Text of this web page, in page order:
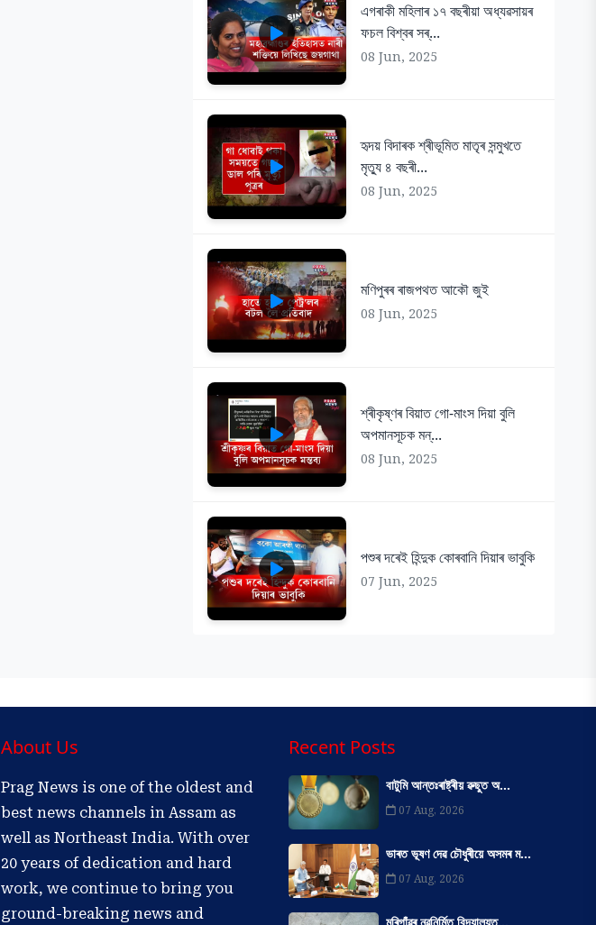
এগৰাকী মহিলাৰ ১৭ বছৰীয়া অধ্যৱসায়ৰ
ফচল বিশ্বৰ সৰ্...
08 Jun, 2025
হৃদয় বিদাৰক শ্ৰীভূমিত মাতৃৰ সন্মুখতে
মৃত্যু ৪ বছৰী...
08 Jun, 2025
মণিপুৰৰ ৰাজপথত আকৌ জুই
08 Jun, 2025
শ্ৰীকৃষ্ণৰ বিয়াত গো-মাংস দিয়া বুলি
অপমানসূচক মন্...
08 Jun, 2025
পশুৰ দৰেই হিন্দুক কোৰবানি দিয়াৰ ভাবুকি
07 Jun, 2025
About Us
Prag News is one of the oldest and
best news channels in Assam as
well as Northeast India. With over
20 years of dedication and hard
work, we continue to bring you
ground-breaking news and
Recent Posts
বাটুমি আন্তঃৰাষ্ট্ৰীয় ৱুছুত অ...
07 Aug, 2026
ভাৰত ভূষণ দেৱ চৌধুৰীয়ে অসমৰ ম...
07 Aug, 2026